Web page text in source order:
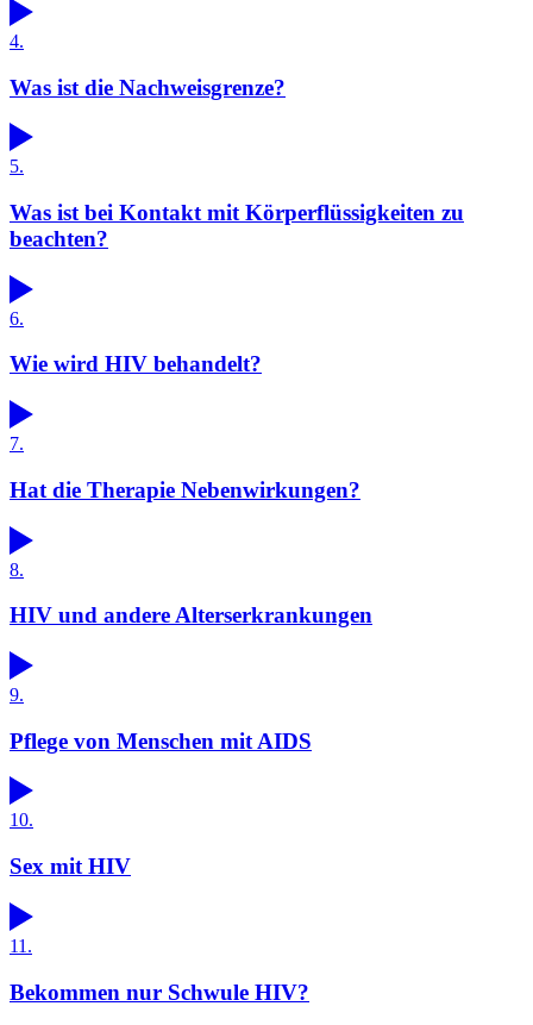
4.
Was ist die Nachweisgrenze?
5.
Was ist bei Kontakt mit Körperflüssigkeiten zu
beachten?
6.
Wie wird HIV behandelt?
7.
Hat die Therapie Nebenwirkungen?
8.
HIV und andere Alterserkrankungen
9.
Pflege von Menschen mit AIDS
10.
Sex mit HIV
11.
Bekommen nur Schwule HIV?